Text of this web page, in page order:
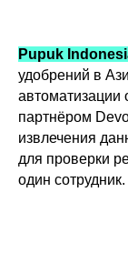
Pupuk
удобрений в
автоматизации
партнёром
извлечения
для проверки
один сотрудник.